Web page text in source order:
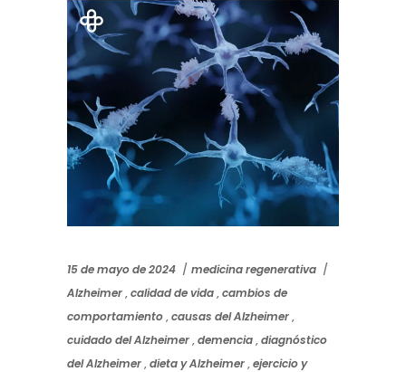
15 de mayo de 2024
medicina regenerativa
Alzheimer,calidad de vida,cambios de
comportamiento,causas del Alzheimer,
cuidado del Alzheimer,demencia,diagnóstico
del Alzheimer,dieta y Alzheimer,ejercicio y